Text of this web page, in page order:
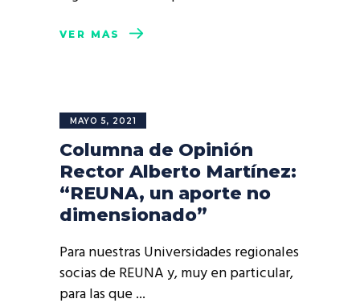
VER MÁS
MAYO 5, 2021
Columna de Opinión
Rector Alberto Martínez:
“REUNA, un aporte no
dimensionado”
Para nuestras Universidades regionales
socias de REUNA y, muy en particular,
para las que